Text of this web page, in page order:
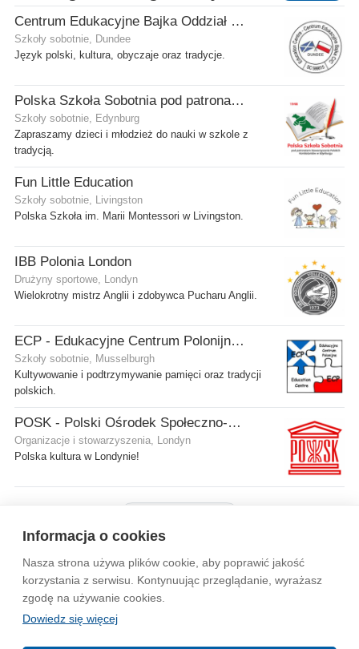
Informacja o cookies
Nasza strona używa plików cookie, aby poprawić jakość
korzystania z serwisu. Kontynuując przeglądanie, wyrażasz
zgodę na używanie cookies.
Dowiedz się więcej
Centrum Edukacyjne Bajka Oddział w Dundee
Szkoły sobotnie, Dundee
Język polski, kultura, obyczaje oraz tradycje.
Polska Szkoła Sobotnia pod patronatem SPK w Edynburgu - Filia Stenhouse
Szkoły sobotnie, Edynburg
Zapraszamy dzieci i młodzież do nauki w szkole z
tradycją.
Fun Little Education
Szkoły sobotnie, Livingston
Polska Szkoła im. Marii Montessori w Livingston.
IBB Polonia London
Drużyny sportowe, Londyn
Wielokrotny mistrz Anglii i zdobywca Pucharu Anglii.
ECP - Edukacyjne Centrum Polonijne SCIO - Musselburgh
Szkoły sobotnie, Musselburgh
Kultywowanie i podtrzymywanie pamięci oraz tradycji
polskich.
POSK - Polski Ośrodek Społeczno-Kulturalny
Organizacje i stowarzyszenia, Londyn
Polska kultura w Londynie!
Wytyczne dla społeczności Regulamin Prywatność
Reklama Kontakt